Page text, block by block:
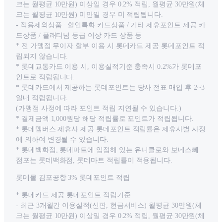
크는 월평균 10만원) 이상일 경우 0.2% 적립, 월평균 30만원(체
크는 월평균 10만원) 미만일 경우 미 적립됩니다.
- 적용제외상품 : 할인특화 카드상품 / 기타 제휴포인트 제공 카
드상품 / 플래티넘 등급 이상 카드 상품 등
* 전 가맹점 무이자 할부 이용 시 롯데카드 제공 롯데포인트 적
립되지 않습니다.
* 롯데교통카드 이용 시, 이용실적기준 충족시 0.2%가 롯데포
인트로 적립됩니다.
* 롯데카드에서 제공하는 롯데포인트는 당사 전표 매입 후 2~3
일내 적립됩니다.
(가맹점 사정에 따라 포인트 적립 지연될 수 있습니다.)
* 결제금액 1,000원당 해당 적립률로 포인트가 적립됩니다.
* 롯데멤버스 제휴사 제공 롯데포인트 적립률은 제휴사별 사정
에 의하여 변경될 수 있습니다.
* 롯데백화점, 롯데마트에 입점해 있는 유니클로와 보네스뻬
점포는 롯데백화점, 롯데마트 적립률이 적용됩니다.
롯데몰 김포공항 3% 롯데포인트 적립
* 롯데카드 제공 롯데포인트 적립기준
- 최근 3개월간 이용실적(신판, 현금서비스) 월평균 30만원(체
크는 월평균 10만원) 이상일 경우 0.2% 적립, 월평균 30만원(체